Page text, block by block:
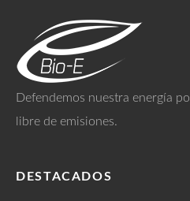
Defendemos nuestra energía
libre de emisiones.
DESTACADOS